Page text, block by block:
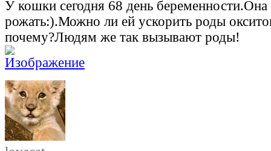
У кошки сегодня 68 день беременности.Она
рожать:).Можно ли ей ускорить роды
почему?Людям же так вызывают роды!